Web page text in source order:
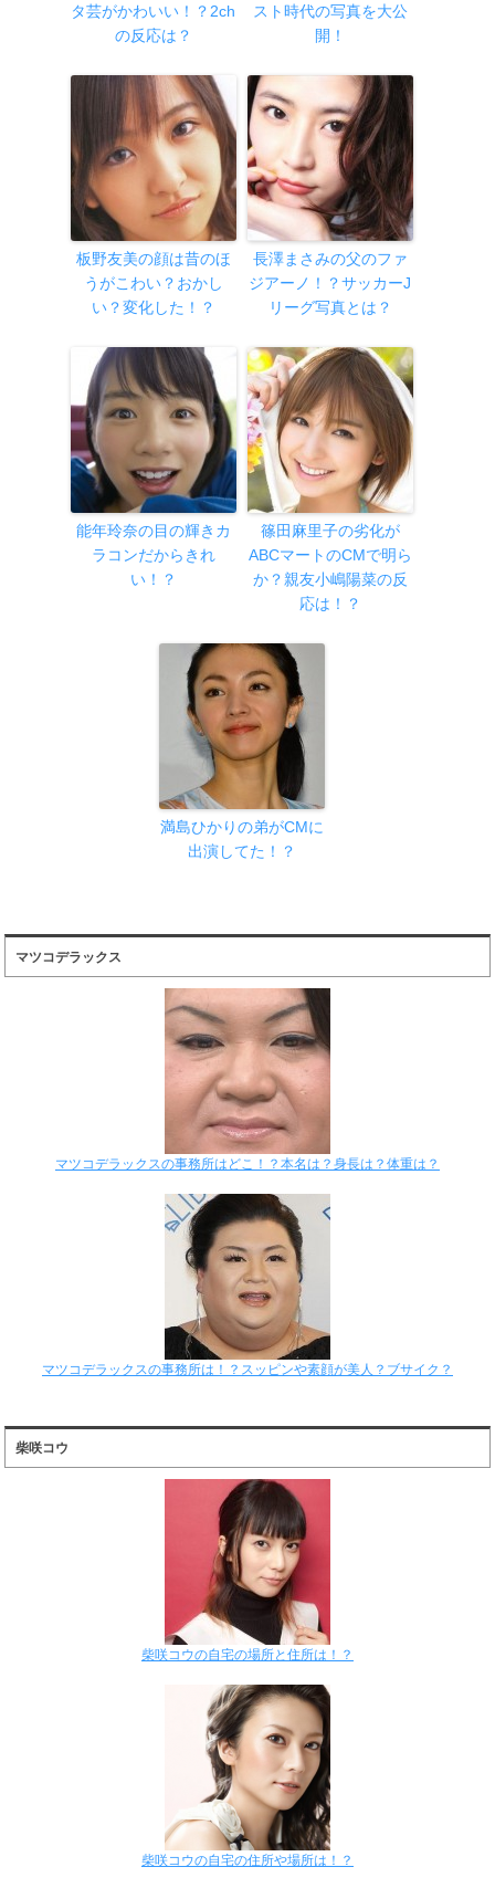
タ芸がかわいい！？2ch
の反応は？
スト時代の写真を大公
開！
板野友美の顔は昔のほ
うがこわい？おかし
い？変化した！？
長澤まさみの父のファ
ジアーノ！？サッカーJ
リーグ写真とは？
能年玲奈の目の輝きカ
ラコンだからきれ
い！？
篠田麻里子の劣化が
ABCマートのCMで明ら
か？親友小嶋陽菜の反
応は！？
満島ひかりの弟がCMに
出演してた！？
マツコデラックス
マツコデラックスの事務所はどこ！？本名は？身長は？体重は？
マツコデラックスの事務所は！？スッピンや素顔が美人？ブサイク？
柴咲コウ
柴咲コウの自宅の場所と住所は！？
柴咲コウの自宅の住所や場所は！？